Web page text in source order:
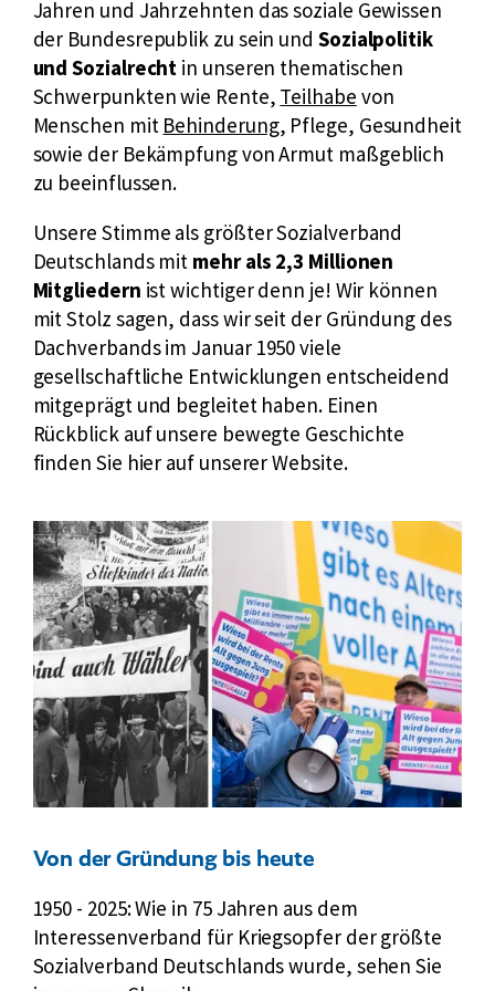
Jahren und Jahrzehnten das soziale Gewissen
der Bundesrepublik zu sein und Sozialpolitik
und Sozialrecht in unseren thematischen
Schwerpunkten wie Rente, Teilhabe von
Menschen mit Behinderung, Pflege, Gesundheit
sowie der Bekämpfung von Armut maßgeblich
zu beeinflussen.
Unsere Stimme als größter Sozialverband
Deutschlands mit mehr als 2,3 Millionen
Mitgliedern ist wichtiger denn je! Wir können
mit Stolz sagen, dass wir seit der Gründung des
Dachverbands im Januar 1950 viele
gesellschaftliche Entwicklungen entscheidend
mitgeprägt und begleitet haben. Einen
Rückblick auf unsere bewegte Geschichte
finden Sie hier auf unserer Website.
Von der Gründung bis heute
1950 - 2025: Wie in 75 Jahren aus dem
Interessenverband für Kriegsopfer der größte
Sozialverband Deutschlands wurde, sehen Sie